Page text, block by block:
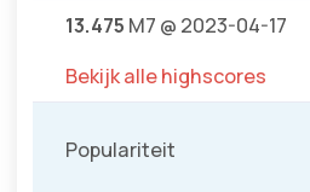
13.475 M7 @ 2023-04-17
Bekijk alle highscores
Populariteit